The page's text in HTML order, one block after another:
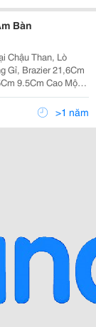
Bàn
Chậu Than, Lò
Gỉ, Brazier 21,6Cm
9.5Cm Cao Một
Hình Con Số!
>1 năm